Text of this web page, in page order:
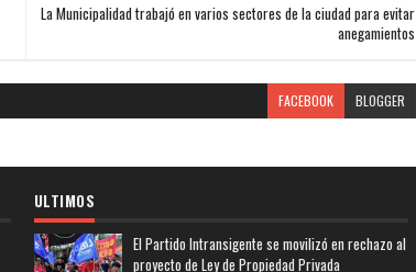
La Municipalidad trabajó en varios sectores de la ciudad para evitar
anegamientos
FACEBOOK BLOGGER
ULTIMOS
El Partido Intransigente se movilizó en rechazo al
proyecto de Ley de Propiedad Privada